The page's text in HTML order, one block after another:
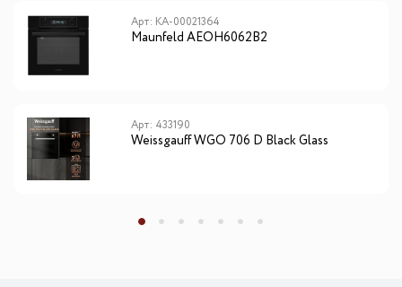
Арт: КА-00021364
Maunfeld AEOH6062B2
Арт: 433190
Weissgauff WGO 706 D Black Glass